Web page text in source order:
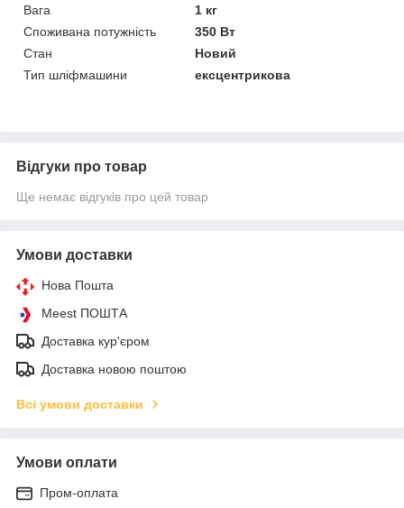
Вага
1 кг
Споживана потужність
350 Вт
Стан
Новий
Тип шліфмашини
ексцентрикова
Відгуки про товар
Ще немає відгуків про цей товар
Умови доставки
Нова Пошта
Meest ПОШТА
Доставка кур'єром
Доставка новою поштою
Всі умови доставки
Умови оплати
Пром-оплата